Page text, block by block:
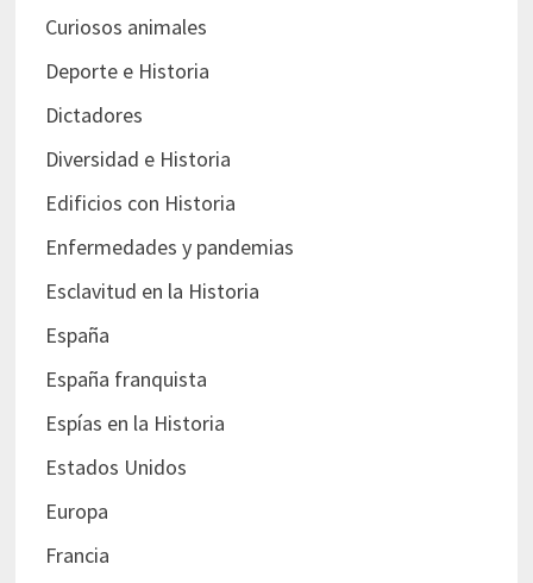
Curiosos animales
Deporte e Historia
Dictadores
Diversidad e Historia
Edificios con Historia
Enfermedades y pandemias
Esclavitud en la Historia
España
España franquista
Espías en la Historia
Estados Unidos
Europa
Francia